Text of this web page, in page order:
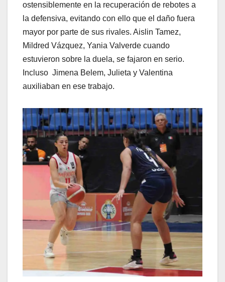
ostensiblemente en la recuperación de rebotes a
la defensiva, evitando con ello que el daño fuera
mayor por parte de sus rivales. Aislin Tamez,
Mildred Vázquez, Yania Valverde cuando
estuvieron sobre la duela, se fajaron en serio.
Incluso Jimena Belem, Julieta y Valentina
auxiliaban en ese trabajo.